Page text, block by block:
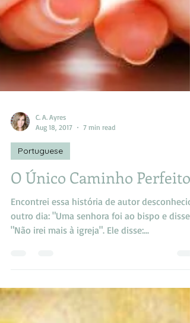
C. A. Ayres
Aug 18, 2017
7 min read
Portuguese
O Único Caminho Perfeito
"Não irei mais à igreja". Ele disse:...